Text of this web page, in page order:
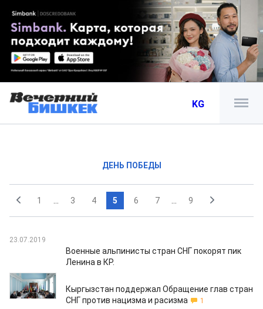
KG
ДЕНЬ ПОБЕДЫ
1 3 4 5 6 7 9
23.07.2019
Военные альпинисты стран СНГ покорят пик
Ленина в КР.
17.07.2019
Кыргызстан поддержал Обращение глав стран
СНГ против нацизма и расизма
1